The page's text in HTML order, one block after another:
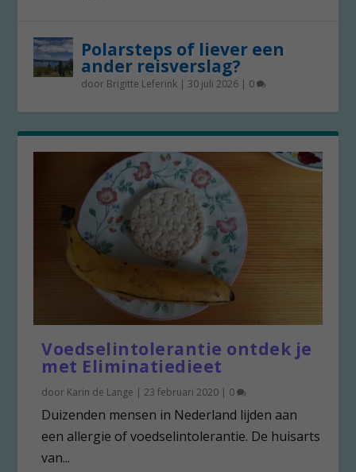
Polarsteps of liever een
ander reisverslag?
door Brigitte Leferink | 30 juli 2026 | 0
Voedselintolerantie ontdek je
met Eliminatiedieet
door Karin de Lange |23 februari 2020 | 0
Duizenden mensen in Nederland lijden aan
een allergie of voedselintolerantie. De huisarts
van...